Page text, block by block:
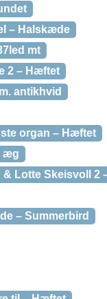
– Halskæde
mt
2 – Hæftet
antikhvid
organ – Hæftet
æg
Lotte Skeisvoll 2
– Summerbird